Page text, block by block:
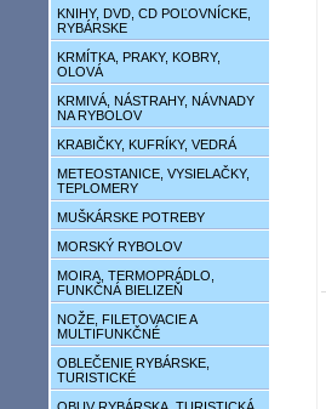
KNIHY, DVD, CD POĽOVNÍCKE,
RYBÁRSKE
KRMÍTKA, PRAKY, KOBRY,
OLOVÁ
KRMIVÁ, NÁSTRAHY, NÁVNADY
NA RYBOLOV
KRABIČKY, KUFRÍKY, VEDRÁ
METEOSTANICE, VYSIELAČKY,
TEPLOMERY
MUŠKÁRSKE POTREBY
MORSKÝ RYBOLOV
MOIRA, TERMOPRÁDLO,
FUNKČNÁ BIELIZEŇ
NOŽE, FILETOVACIE A
MULTIFUNKČNÉ
OBLEČENIE RYBÁRSKE,
TURISTICKÉ